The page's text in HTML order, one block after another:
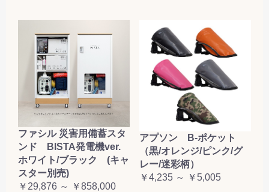
ファシル 災害用備蓄スタ
ンド BISTA発電機ver.
ホワイト/ブラック (キャ
スター別売)
￥29,876 ～ ￥858,000
アプソン B-ポケット
（黒/オレンジ/ピンク/グ
レー/迷彩柄）
￥4,235 ～ ￥5,005